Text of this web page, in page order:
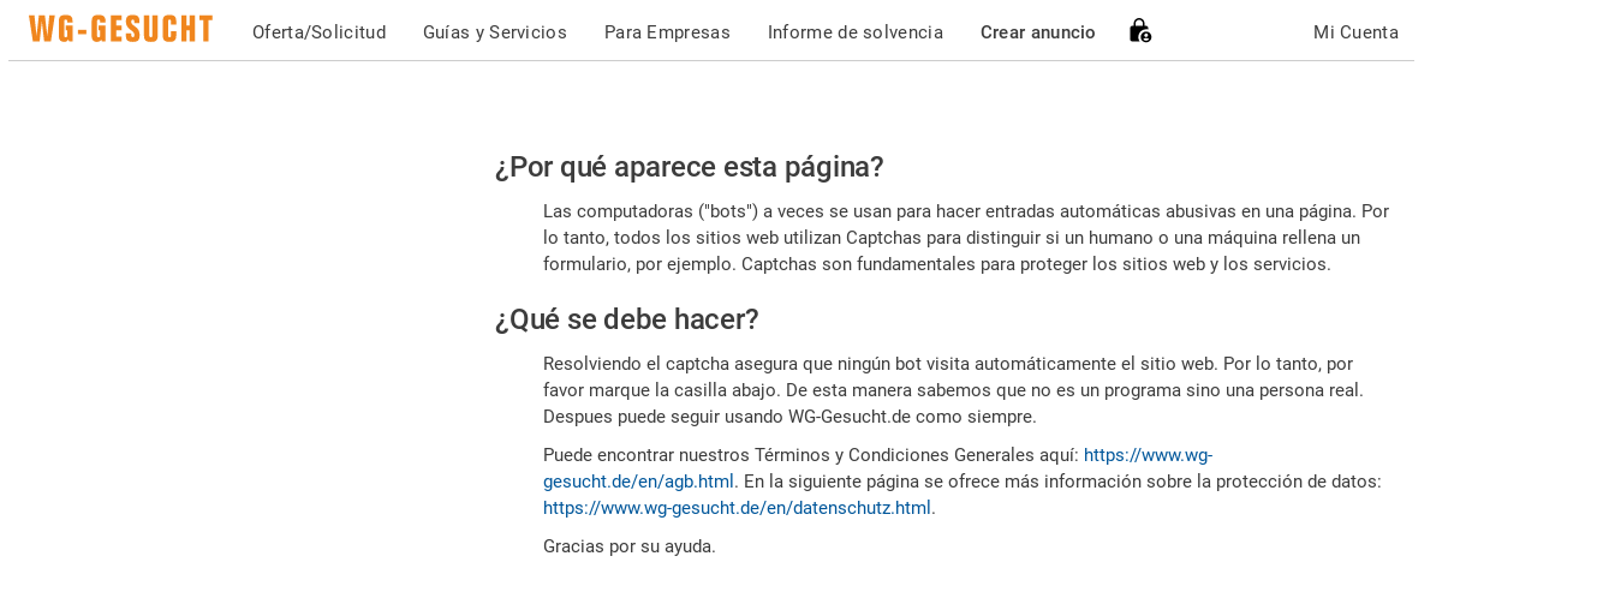
Oferta/Solicitud Guías y Servicios Para Empresas Informe de solvencia Crear anuncio Mi Cuenta
Por
favor,
confirme
es
humano
¿Por qué aparece esta página?
Las computadoras ("bots") a veces se usan para hacer entradas automáticas abusivas en una página. Por
lo tanto, todos los sitios web utilizan Captchas para distinguir si un humano o una máquina rellena un
formulario, por ejemplo. Captchas son fundamentales para proteger los sitios web y los servicios.
¿Qué se debe hacer?
Resolviendo el captcha asegura que ningún bot visita automáticamente el sitio web. Por lo tanto, por
favor marque la casilla abajo. De esta manera sabemos que no es un programa sino una persona real.
Despues puede seguir usando WG-Gesucht.de como siempre.
Puede encontrar nuestros Términos y Condiciones Generales aquí: https://www.wg-
gesucht.de/en/agb.html . En la siguiente página se ofrece más información sobre la protección de datos:
https://www.wg-gesucht.de/en/datenschutz.html .
Gracias por su ayuda.